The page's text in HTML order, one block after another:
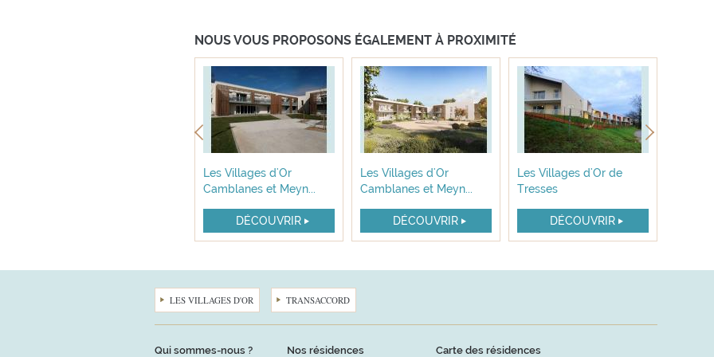
NOUS VOUS PROPOSONS ÉGALEMENT À PROXIMITÉ
Les Villages d'Or
Camblanes et Meyn...
DÉCOUVRIR
Les Villages d'Or
Camblanes et Meyn...
DÉCOUVRIR
Les Villages d'Or de
Tresses
DÉCOUVRIR
LES VILLAGES D'OR TRANSACCORD
Qui sommes-nous ? Nos résidences Carte des résidences